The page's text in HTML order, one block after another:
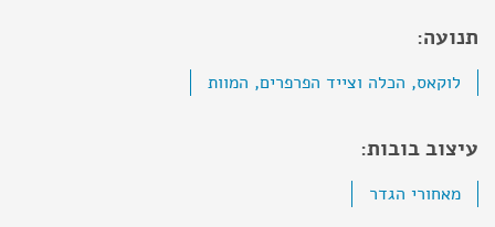
תנועה:
לוקאס, הכלה וצייד הפרפרים, המוות
עיצוב בובות:
מאחורי הגדר